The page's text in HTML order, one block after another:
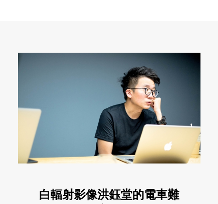
白輻射影像洪鈺堂的電車難